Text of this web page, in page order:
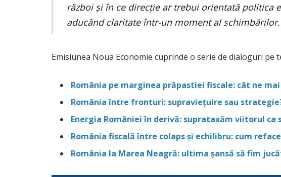
război și în ce direcție ar trebui orientată politica
aducând claritate într-un moment al schimbărilor.
Emisiunea Noua Economie cuprinde o serie de dialoguri pe
România pe marginea prăpastiei fiscale: cât ne
România între fronturi: supraviețuire sau
Energia României în derivă: suprataxăm viitorul
România fiscală între colaps și echilibru: cum
România la Marea Neagră: ultima șansă să fim